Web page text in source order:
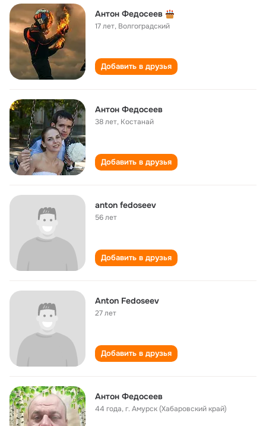
Антон Федосеев
17 лет, Волгоградский
Добавить в друзья
Антон Федосеев
38 лет, Костанай
Добавить в друзья
anton fedoseev
56 лет
Добавить в друзья
Anton Fedoseev
27 лет
Добавить в друзья
Антон Федосеев
44 года,г. Амурск (Хабаровский край)